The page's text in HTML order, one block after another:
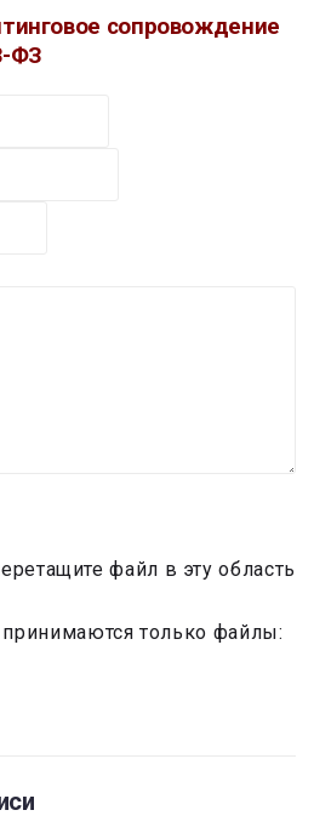
сопровождение
ФЗ
файл в эту область
только файлы: